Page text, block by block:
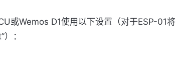
或Wemos D1使用以下设置（对于ESP-01将
：